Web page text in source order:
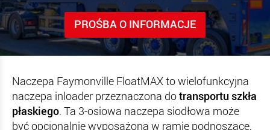
PROŚBA O INFORMACJE
Naczepa Faymonville FloatMAX to wielofunkcyjna
naczepa inloader przeznaczona dotransportu szkła
płaskiego. Ta 3-osiowa naczepa siodłowa może
być opcjonalnie wyposażona w ramię podnoszące,